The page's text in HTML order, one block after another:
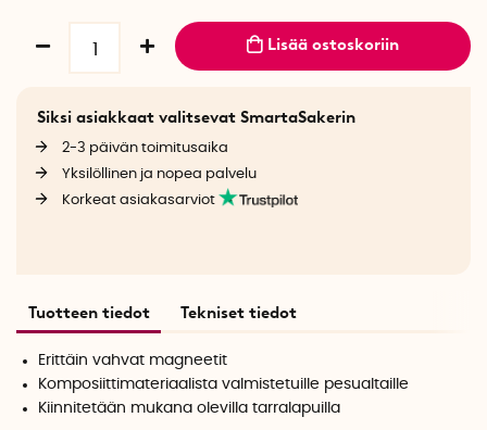
Lisää ostoskoriin
Siksi asiakkaat valitsevat SmartaSakerin
2-3 päivän toimitusaika
Yksilöllinen ja nopea palvelu
Korkeat asiakasarviot
Tuotteen tiedot Tekniset tiedot
Erittäin vahvat magneetit
Komposiittimateriaalista valmistetuille pesualtaille
Kiinnitetään mukana olevilla tarralapuilla